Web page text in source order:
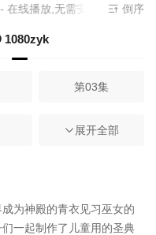
播放,无需安装播放器 倒序
1080zyk
第03集
第06集
第12集
展开全部
为神殿的青衣见习巫女的
一起制作了儿童用的圣典